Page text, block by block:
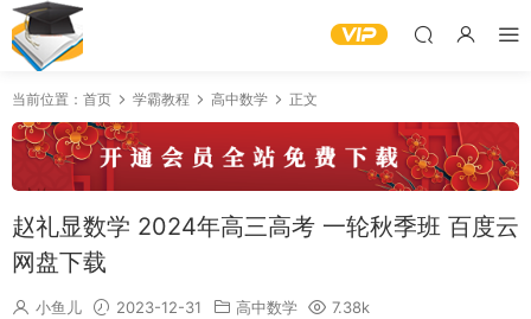
当前位置： 首页 学霸教程 高中数学 正文
赵礼显数学 2024年高三高考 一轮秋季班 百度云
网盘下载
小鱼儿 2023-12-31 高中数学 7.38k